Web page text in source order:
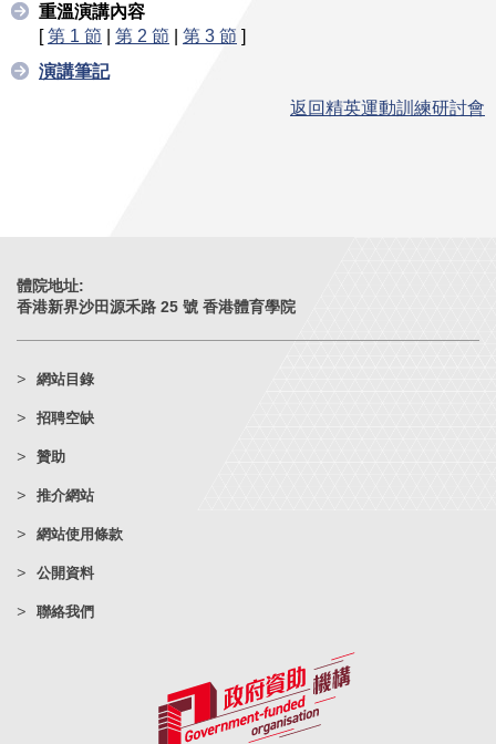
重溫演講內容
[第 1 節 | 第 2 節 | 第 3 節 ]
演講筆記
返回精英運動訓練研討會
體院地址:
香港新界沙田源禾路 25 號 香港體育學院
網站目錄
招聘空缺
贊助
推介網站
網站使用條款
公開資料
聯絡我們